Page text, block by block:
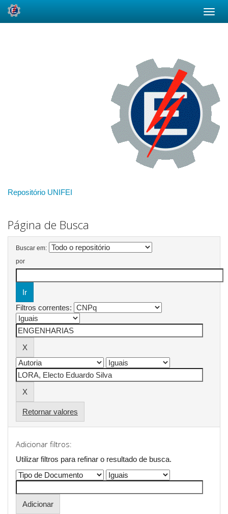
Repositório UNIFEI
Página de Busca
Buscar em:
por
Filtros correntes:
Retornar valores
Adicionar filtros:
Utilizar filtros para refinar o resultado de busca.